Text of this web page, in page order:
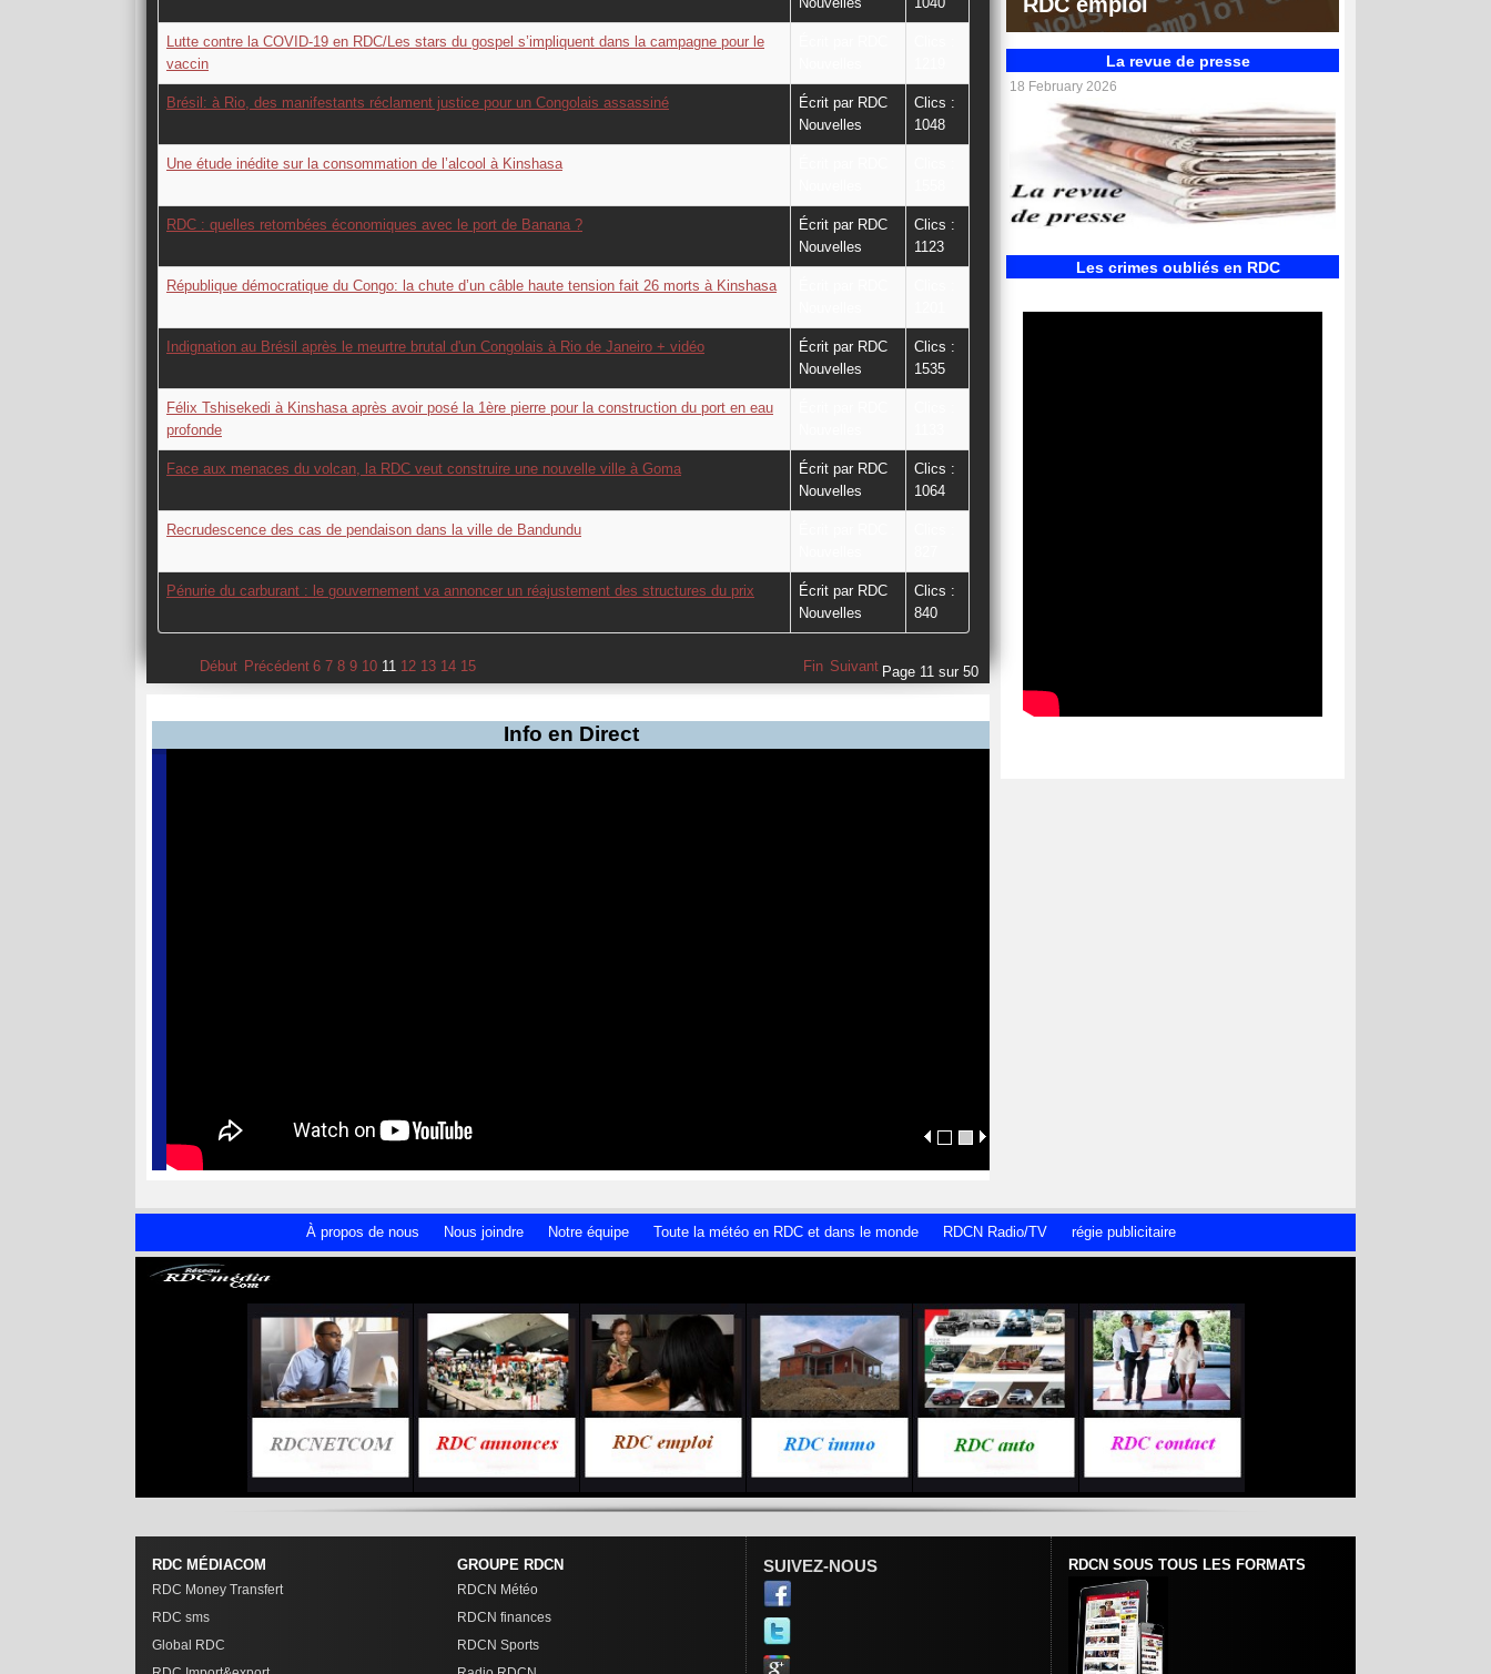
Lutte contre la COVID-19 en RDC/Les stars du gospel s’impliquent dans la campagne pour le
vaccin
Brésil: à Rio, des manifestants réclament justice pour un Congolais assassiné
Écrit par RDC
Nouvelles
Clics :
1048
Une étude inédite sur la consommation de l’alcool à Kinshasa
RDC : quelles retombées économiques avec le port de Banana ?
Écrit par RDC
Nouvelles
Clics :
1123
République démocratique du Congo: la chute d’un câble haute tension fait 26 morts à Kinshasa
Indignation au Brésil après le meurtre brutal d'un Congolais à Rio de Janeiro + vidéo
Écrit par RDC
Nouvelles
Clics :
1535
Félix Tshisekedi à Kinshasa après avoir posé la 1ère pierre pour la construction du port en eau
profonde
Face aux menaces du volcan, la RDC veut construire une nouvelle ville à Goma
Écrit par RDC
Nouvelles
Clics :
1064
Recrudescence des cas de pendaison dans la ville de Bandundu
Pénurie du carburant : le gouvernement va annoncer un réajustement des structures du prix
Écrit par RDC
Nouvelles
Clics :
840
Page 11 sur 50
Début Précédent 6 7 8 9 10 11 12 13 14 15 Suivant
Fin
Info en Direct
La revue de presse
18 February 2026
Les crimes oubliés en RDC
À propos de nous Nous joindre Notre équipe Toute la météo en RDC et dans le monde RDCN Radio/TV régie publicitaire
RDC MÉDIACOM
RDC Money Transfert
RDC sms
Global RDC
GROUPE RDCN
RDCN Météo
RDCN finances
RDCN Sports
SUIVEZ-NOUS RDCN SOUS TOUS LES FORMATS